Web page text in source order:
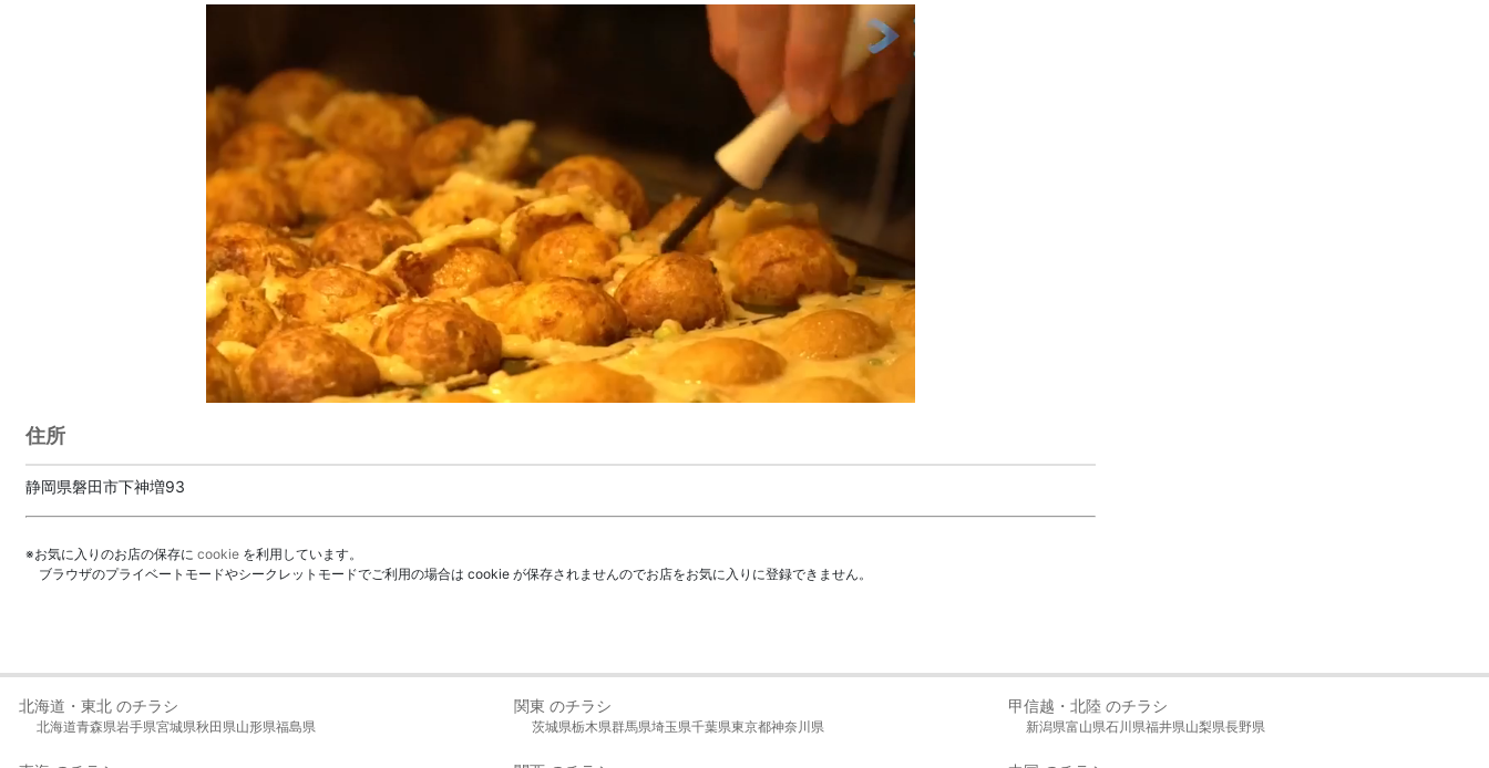
住所
静岡県磐田市下神増93
※お気に入りのお店の保存に cookie を利用しています。
ブラウザのプライベートモードやシークレットモードでご利用の場合は cookie が保存されませんのでお店をお気に入りに登録できません。
北海道・東北 のチラシ
北海道青森県岩手県宮城県秋田県山形県福島県
関東 のチラシ
茨城県栃木県群馬県埼玉県千葉県東京都神奈川県
甲信越・北陸 のチラシ
新潟県富山県石川県福井県山梨県長野県